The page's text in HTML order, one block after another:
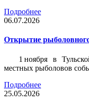
Подробнее
06.07.2026
Открытие
1 ноября в
местных рыболовов
Подробнее
25.05.2026